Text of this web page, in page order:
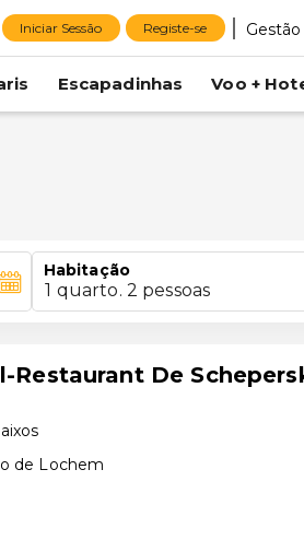
Iniciar Sessão Registe-se
Escapadinhas Voo +
Habitação
1 quarto. 2 pessoas
Restaurant De
de Lochem